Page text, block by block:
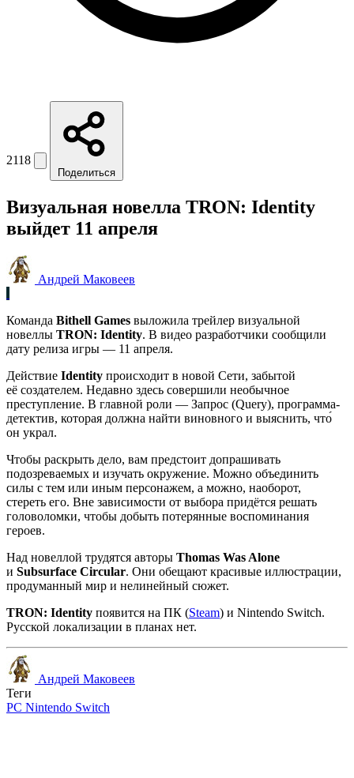
2118
Поделиться
Визуальная новелла TRON: Identity
выйдет 11 апреля
Андрей Маковеев
Команда Bithell Games выложила трейлер визуальной
новеллы TRON: Identity. В видео разработчики сообщили
дату релиза игры — 11 апреля.
Действие Identity происходит в новой Сети, забытой
её создателем. Недавно здесь совершили необычное
преступление. В главной роли — Запрос (Query), программа-
детектив, которая должна найти виновного и выяснить, что́
он украл.
Чтобы раскрыть дело, вам предстоит допрашивать
подозреваемых и изучать окружение. Можно объединить
силы с тем или иным персонажем, а можно, наоборот,
стереть его. Вне зависимости от выбора придётся решать
головоломки, чтобы добыть потерянные воспоминания
героев.
Над новеллой трудятся авторы Thomas Was Alone
и Subsurface Circular. Они обещают красивые иллюстрации,
продуманный мир и нелинейный сюжет.
TRON: Identity появится на ПК (Steam) и Nintendo Switch.
Русской локализации в планах нет.
Андрей Маковеев
Теги
PC Nintendo Switch